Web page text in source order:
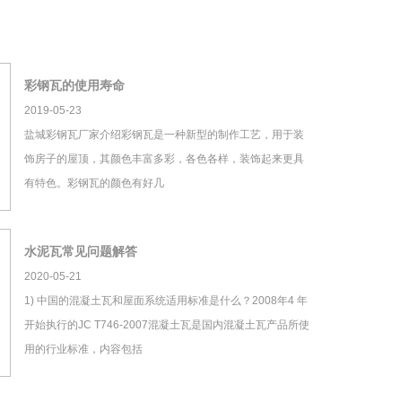
彩钢瓦的使用寿命
2019-05-23
盐城彩钢瓦厂家介绍彩钢瓦是一种新型的制作工艺，用于装
饰房子的屋顶，其颜色丰富多彩，各色各样，装饰起来更具
有特色。彩钢瓦的颜色有好几
水泥瓦常见问题解答
2020-05-21
1) 中国的混凝土瓦和屋面系统适用标准是什么？2008年4 年
开始执行的JC T746-2007混凝土瓦是国内混凝土瓦产品所使
用的行业标准，内容包括